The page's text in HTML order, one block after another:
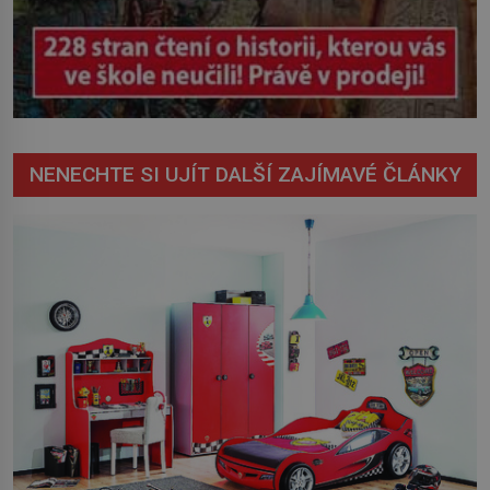
NENECHTE SI UJÍT DALŠÍ ZAJÍMAVÉ ČLÁNKY